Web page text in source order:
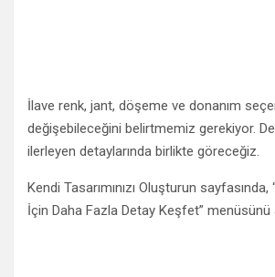
İlave renk, jant, döşeme ve donanım
değişebileceğini belirtmemiz gerekiyor.
ilerleyen detaylarında birlikte göreceğiz.
Kendi Tasarımınızı Oluşturun sayfasında,
İçin Daha Fazla Detay Keşfet” menüsünü